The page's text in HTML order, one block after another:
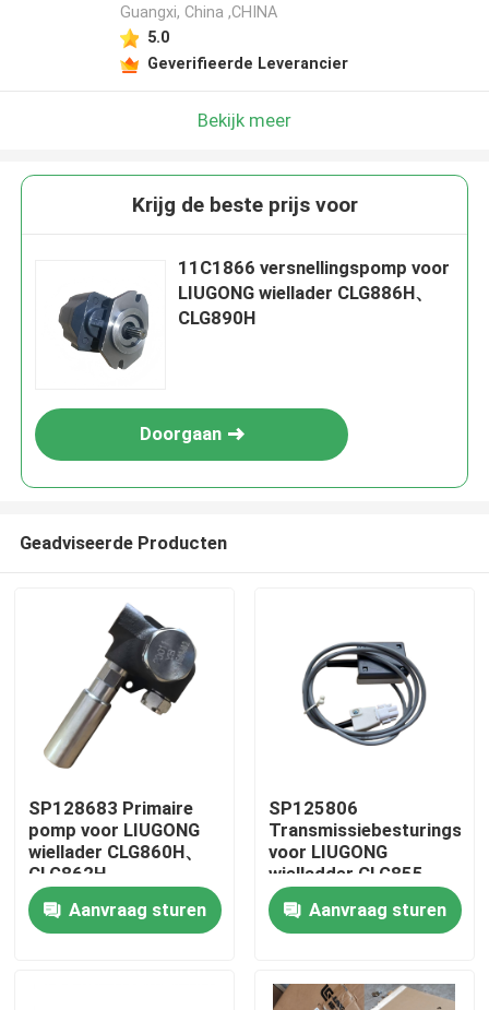
Huis
Producten
Guangxi, China ,CHINA
5.0
Geverifieerde Leverancier
Bekijk meer
Krijg de beste prijs voor
11C1866 versnellingspomp voor
LIUGONG wiellader CLG886H、
CLG890H
Doorgaan
Geadviseerde Producten
SP128683 Primaire
pomp voor LIUGONG
wiellader CLG860H、
CLG862H、
CLG862N、
CLG870H、CLG888、
CLG890H、ZL50CN、
Aanvraag sturen
SP125806
voor LIUGONG
wielladder CLG855、
CLG856、CLG850H、
ZL50CN、ZL50CNX、
CLG860H、
CLG862N、
CLG870H、CLG888、
Aanvraag sturen